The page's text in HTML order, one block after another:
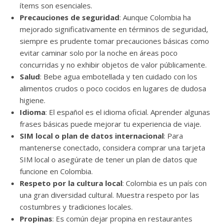
ítems son esenciales.
Precauciones de seguridad: Aunque Colombia ha
mejorado significativamente en términos de seguridad,
siempre es prudente tomar precauciones básicas como
evitar caminar solo por la noche en áreas poco
concurridas y no exhibir objetos de valor públicamente.
Salud: Bebe agua embotellada y ten cuidado con los
alimentos crudos o poco cocidos en lugares de dudosa
higiene.
Idioma: El español es el idioma oficial. Aprender algunas
frases básicas puede mejorar tu experiencia de viaje.
SIM local o plan de datos internacional: Para
mantenerse conectado, considera comprar una tarjeta
SIM local o asegúrate de tener un plan de datos que
funcione en Colombia.
Respeto por la cultura local: Colombia es un país con
una gran diversidad cultural. Muestra respeto por las
costumbres y tradiciones locales.
Propinas: Es común dejar propina en restaurantes